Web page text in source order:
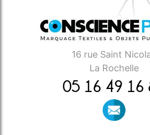
16 rue Saint
La Rochelle
05 16 49 16